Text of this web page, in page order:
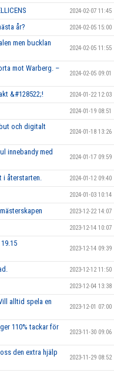
2024-02-07 11:45
år? 2024-02-05 15:00
men bucklan
2024-02-05 11:55
mot Warberg. –
2024-02-05 09:01
&#128522;! 2024-01-22 12:03
2024-01-19 08:51
och digitalt
2024-01-18 13:26
innebandy med
2024-01-17 09:59
i återstarten. 2024-01-12 09:40
2024-01-03 10:14
2023-12-22 14:07
2023-12-14 10:07
2023-12-14 09:39
2023-12-12 11:50
2023-12-04 13:38
alltid spela en
2023-12-01 07:00
110% tackar för
2023-11-30 09:06
den extra hjälp
2023-11-29 08:52